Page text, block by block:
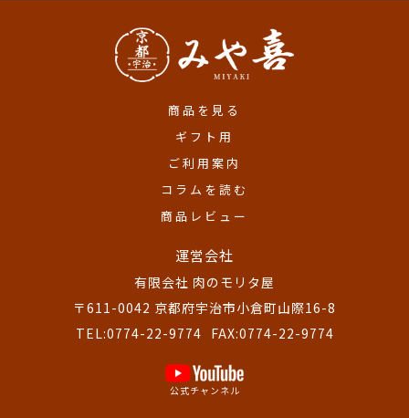
商品を見る
ギフト用
ご利用案内
コラムを読む
商品レビュー
運営会社
有限会社 肉のモリタ屋
〒611-0042 京都府宇治市小倉町山際16-8
TEL:0774-22-9774 FAX:0774-22-9774
公式チャンネル